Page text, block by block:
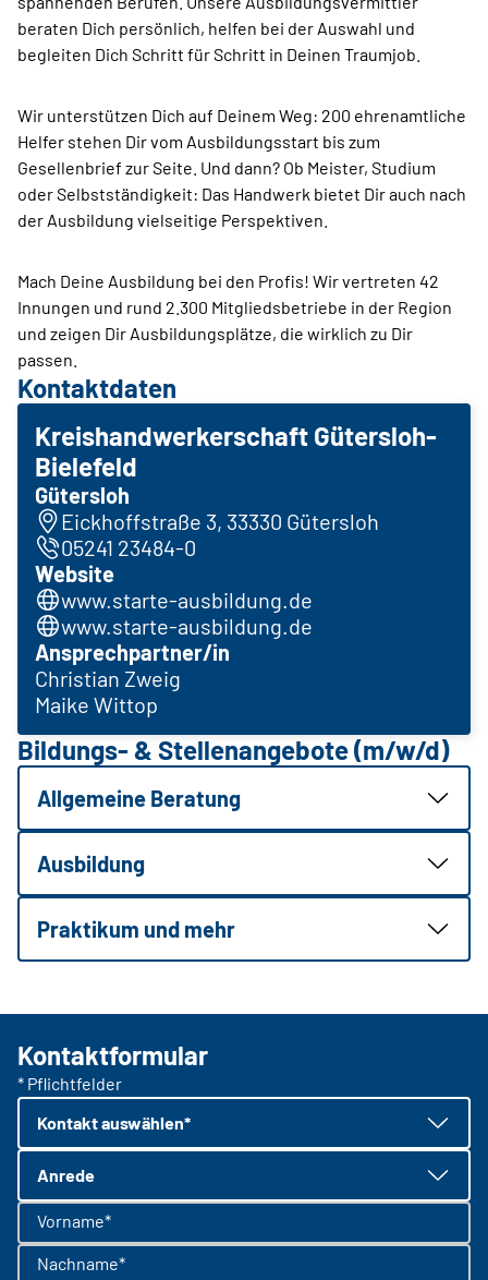
beraten Dich persönlich, helfen bei der Auswahl und
begleiten Dich Schritt für Schritt in Deinen Traumjob.
Wir unterstützen Dich auf Deinem Weg: 200 ehrenamtliche
Helfer stehen Dir vom Ausbildungsstart bis zum
Gesellenbrief zur Seite. Und dann? Ob Meister, Studium
oder Selbstständigkeit: Das Handwerk bietet Dir auch nach
der Ausbildung vielseitige Perspektiven.
Mach Deine Ausbildung bei den Profis! Wir vertreten 42
Innungen und rund 2.300 Mitgliedsbetriebe in der Region
und zeigen Dir Ausbildungsplätze, die wirklich zu Dir
passen.
Kontaktdaten
Kreishandwerkerschaft Gütersloh-
Bielefeld
Gütersloh
Eickhoffstraße 3, 33330 Gütersloh
05241 23484-0
Website
www.starte-ausbildung.de
www.starte-ausbildung.de
Ansprechpartner/in
Christian Zweig
Maike Wittop
Bildungs- & Stellenangebote (m/w/d)
Allgemeine Beratung
Ausbildung
Praktikum und mehr
Kontaktformular
* Pflichtfelder
Kontakt auswählen*
Anrede
Vorname*
Nachname*